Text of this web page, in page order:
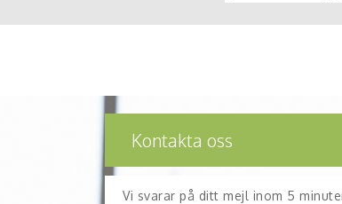
Kontakta oss
Vi svarar på ditt mejl inom 5